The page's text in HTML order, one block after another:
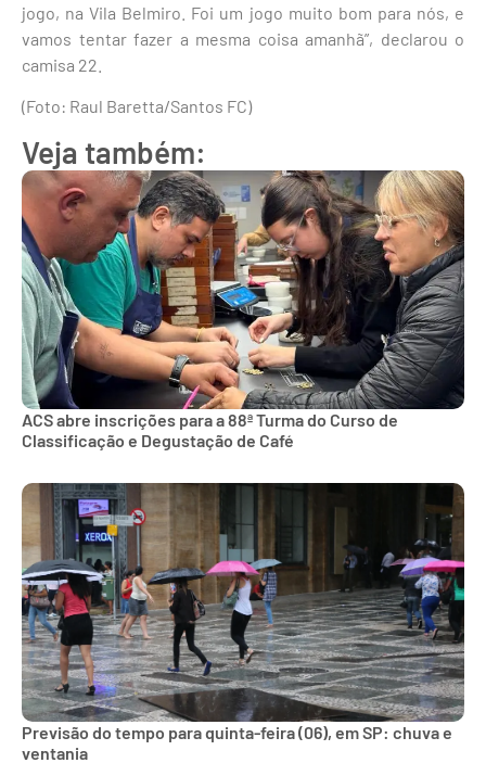
jogo, na Vila Belmiro. Foi um jogo muito bom para nós, e
vamos tentar fazer a mesma coisa amanhã”, declarou o
camisa 22.
(Foto: Raul Baretta/Santos FC)
Veja também:
ACS abre inscrições para a 88ª Turma do Curso de
Classificação e Degustação de Café
Previsão do tempo para quinta-feira (06), em SP: chuva e
ventania